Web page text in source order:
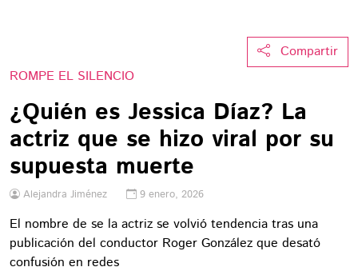
Compartir
ROMPE EL SILENCIO
¿Quién es Jessica Díaz? La
actriz que se hizo viral por su
supuesta muerte
Alejandra Jiménez 9 enero, 2026
El nombre de se la actriz se volvió tendencia tras una
publicación del conductor Roger González que desató
confusión en redes